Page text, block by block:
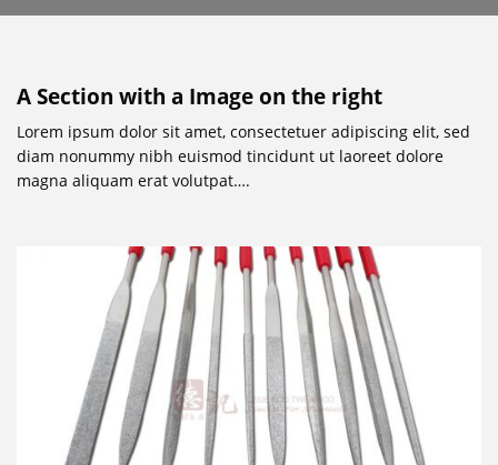
A Section with a Image on the right
Lorem ipsum dolor sit amet, consectetuer adipiscing elit, sed
diam nonummy nibh euismod tincidunt ut laoreet dolore
magna aliquam erat volutpat….